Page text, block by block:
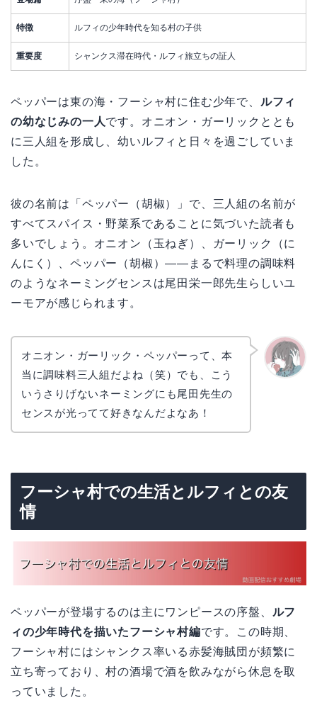
特徴 ルフィの少年時代を知る村の子供
重要度 シャンクス滞在時代・ルフィ旅立ちの証人
ペッパーは東の海・フーシャ村に住む少年で、 ルフィ
の幼なじみの一人です。オニオン・ガーリックととも
に三人組を形成し、幼いルフィと日々を過ごしていま
した。
彼の名前は「ペッパー（胡椒）」で、三人組の名前が
すべてスパイス・野菜系であることに気づいた読者も
多いでしょう。オニオン（玉ねぎ）、ガーリック（に
んにく）、ペッパー（胡椒）——まるで料理の調味料
のようなネーミングセンスは尾田栄一郎先生らしいユ
ーモアが感じられます。
オニオン・ガーリック・ペッパーって、本
当に調味料三人組だよね（笑）でも、こう
いうさりげないネーミングにも尾田先生の
センスが光ってて好きなんだよなあ！
フーシャ村での生活とルフィとの友
情
ペッパーが登場するのは主にワンピースの序盤、 ルフ
ィの少年時代を描いたフーシャ村編です。この時期、
フーシャ村にはシャンクス率いる赤髪海賊団が頻繁に
立ち寄っており、村の酒場で酒を飲みながら休息を取
っていました。